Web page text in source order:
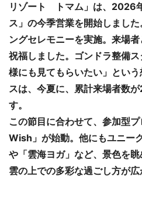
リゾート トマム」は、2026
ス」の今季営業を開始しまし
ングセレモニーを実施。来場
祝福しました。ゴンドラ整備
様にも見てもらいたい」とい
スは、今夏に、累計来場者数
す。
この節目に合わせて、参加型
Wish」が始動。他にもユニー
や「雲海ヨガ」など、景色を眺
雲の上での多彩な過ごし方が広